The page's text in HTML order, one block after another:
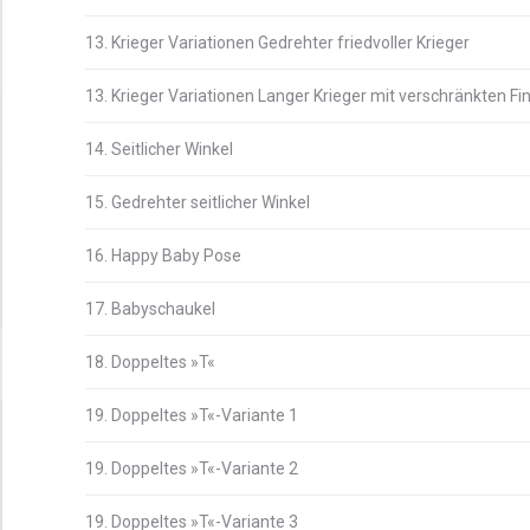
13. Krieger Variationen Gedrehter friedvoller Krieger
13. Krieger Variationen Langer Krieger mit verschränkten
14. Seitlicher Winkel
15. Gedrehter seitlicher Winkel
16. Happy Baby Pose
17. Babyschaukel
18. Doppeltes »T«
19. Doppeltes »T«-Variante 1
19. Doppeltes »T«-Variante 2
19. Doppeltes »T«-Variante 3